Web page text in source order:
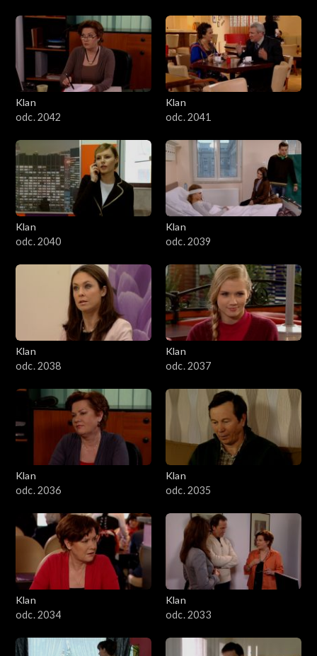
Klan
odc. 2042
Klan
odc. 2041
Klan
odc. 2040
Klan
odc. 2039
Klan
odc. 2038
Klan
odc. 2037
Klan
odc. 2036
Klan
odc. 2035
Klan
odc. 2034
Klan
odc. 2033